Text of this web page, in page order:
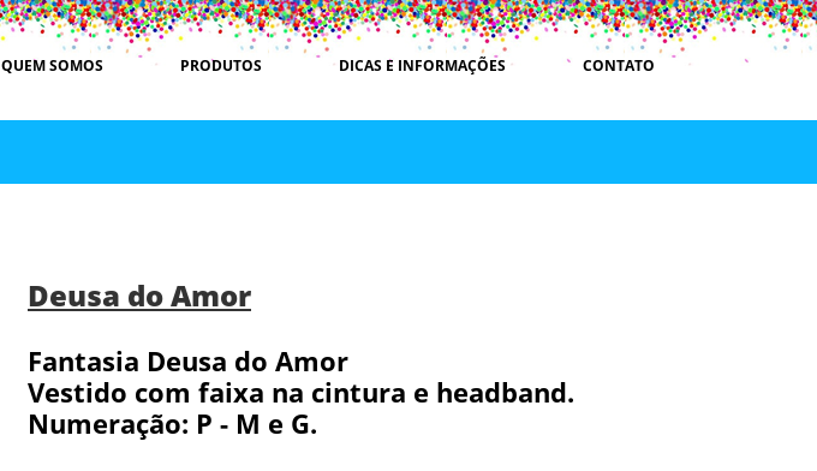
QUEM SOMOS PRODUTOS DICAS E INFORMAÇÕES CONTATO
Deusa do Amor
Fantasia Deusa do Amor
Vestido com faixa na cintura e headband.
Numeração: P - M e G.